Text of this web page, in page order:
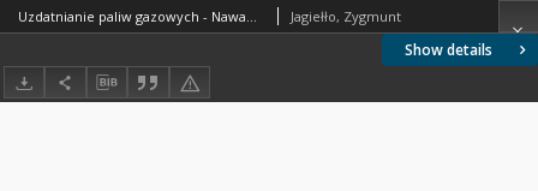
Show details
Uzdatnianie paliw gazowych - Nawanianie - Środki nawaniające - Wymagania i badania BN-74/0547-01 Arkusz 02 Jagiełło, Zygmunt